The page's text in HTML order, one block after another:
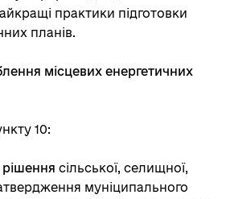
практики підготовки
планів.
місцевих енергетичних
10:
рішення сільської, селищної,
муніципального